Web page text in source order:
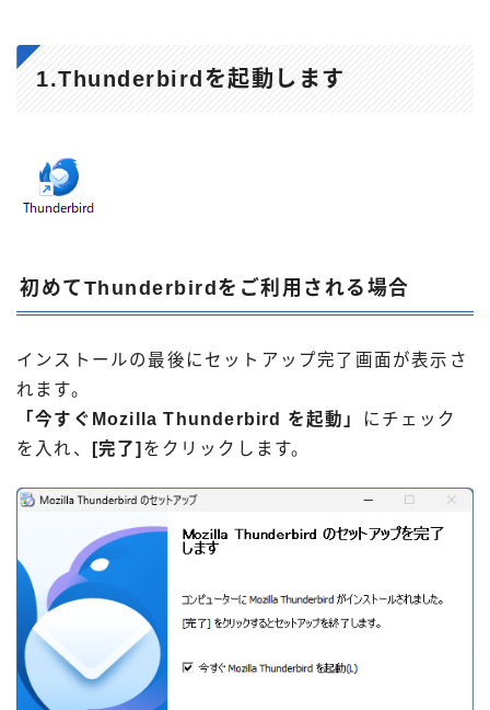
1.Thunderbirdを起動します
初めてThunderbirdをご利用される場合
インストールの最後にセットアップ完了画面が表示さ
れます。
「今すぐMozilla Thunderbird を起動」
にチェック
を入れ、
[完了] をクリックします。